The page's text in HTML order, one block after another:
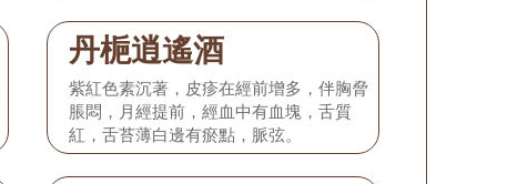
丹梔逍遙酒
紫紅色素沉著，皮疹在經前增多，伴胸脅
脹悶，月經提前，經血中有血塊，舌質
紅，舌苔薄白邊有瘀點，脈弦。